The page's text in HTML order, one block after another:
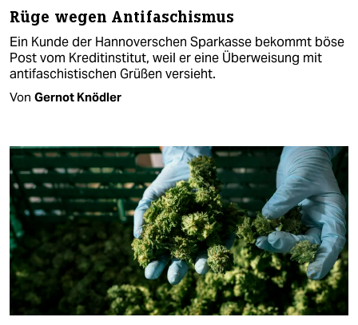
Rüge wegen Antifaschismus
Ein Kunde der Hannoverschen Sparkasse bekommt böse
Post vom Kreditinstitut, weil er eine Überweisung mit
antifaschistischen Grüßen versieht.
Von Gernot Knödler